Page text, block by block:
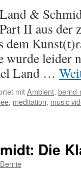
&
II aus der
dem
wurde leider
Land …
mitAmbient,
, meditation, music
Die
Bernie